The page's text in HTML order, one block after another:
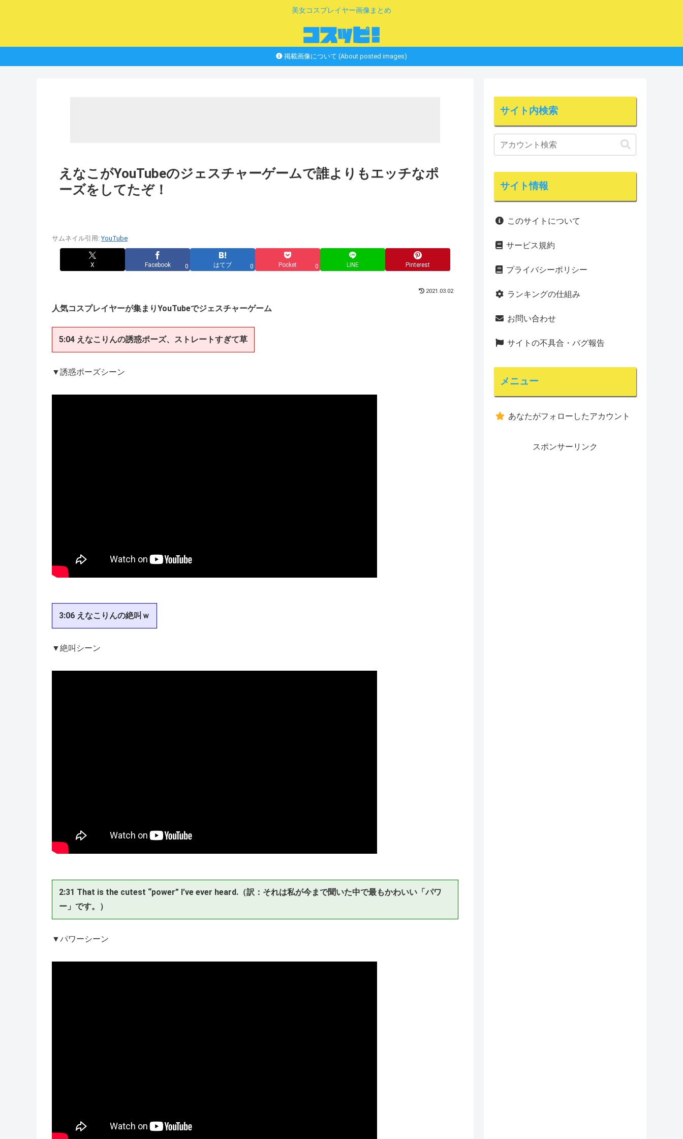
美女コスプレイヤー画像まとめ
掲載画像について (About posted images)
えなこがYouTubeのジェスチャーゲームで誰よりもエッチなポ
ーズをしてたぞ！
サムネイル引用:YouTube
X Facebook 0 はてブ 0 Pocket 0 LINE Pinterest
2021.03.02
人気コスプレイヤーが集まりYouTubeでジェスチャーゲーム
5:04 えなこりんの誘惑ポーズ、ストレートすぎて草
▼誘惑ポーズシーン
3:06 えなこりんの絶叫ｗ
▼絶叫シーン
2:31 That is the cutest “power” I’ve ever heard.（訳：それは私が今まで聞いた中で最もかわいい「パワ
ー」です。）
▼パワーシーン
サイト内検索
サイト情報
このサイトについて
サービス規約
プライバシーポリシー
ランキングの仕組み
お問い合わせ
サイトの不具合・バグ報告
メニュー
あなたがフォローしたアカウント
スポンサーリンク